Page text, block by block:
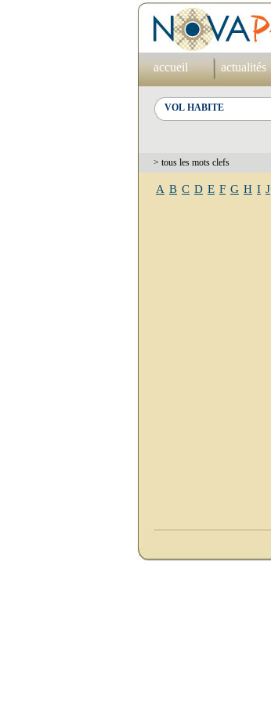
accueil actualités
> tous les mots clefs
A B C D E F G H I J